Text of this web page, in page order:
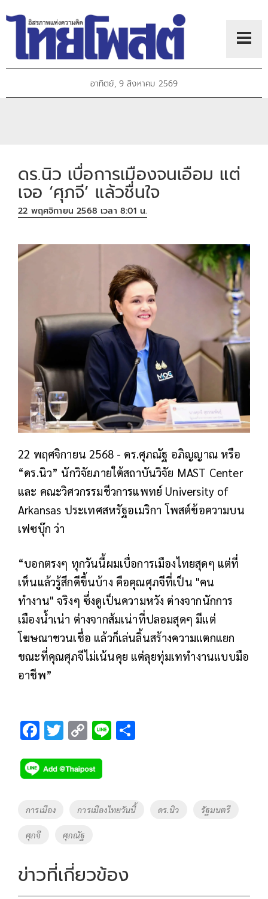
อาทิตย์, 9 สิงหาคม 2569
ดร.นิว เบื่อการเมืองจนเอือม แต่
เจอ ‘ศุภจี’ แล้วชื่นใจ
22 พฤศจิกายน 2568 เวลา 8:01 น.
22 พฤศจิกายน 2568 - ดร.ศุภณัฐ อภิญญาณ หรือ
“ดร.นิว” นักวิจัยภายใต้สถาบันวิจัย MAST Center
และ คณะวิศวกรรมชีวการแพทย์ University of
Arkansas ประเทศสหรัฐอเมริกา โพสต์ข้อความบน
เฟซบุ๊ก ว่า
“บอกตรงๆ ทุกวันนี้ผมเบื่อการเมืองไทยสุดๆ แต่ที่
เห็นแล้วรู้สึกดีขึ้นบ้าง คือคุณศุภจีที่เป็น "คน
ทำงาน" จริงๆ ซึ่งดูเป็นความหวัง ต่างจากนักการ
เมืองน้ำเน่า ต่างจากส้มเน่าที่ปลอมสุดๆ มีแต่
โฆษณาชวนเชื่อ แล้วก็เล่นลิ้นสร้างความแตกแยก
ขณะที่คุณศุภจีไม่เน้นคุย แต่ลุยทุ่มเททำงานแบบมือ
อาชีพ”
F
e
b
o
o
k
T
tt
er
C
p
y
Li
Li
Tags
การเมือง การเมืองไทยวันนี้ ดร.นิว รัฐมนตรี
ศุภจี ศุภณัฐ
ข่าวที่เกี่ยวข้อง